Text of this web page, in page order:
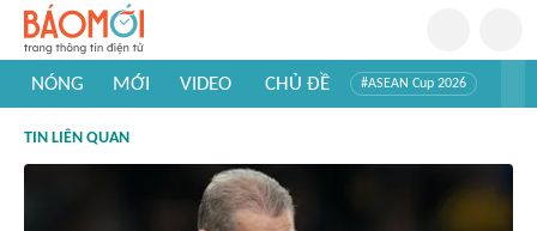
NÓNG MỚI VIDEO CHỦ ĐỀ #ASEAN Cup 2026
#Khám phá thế giới
TIN LIÊN QUAN